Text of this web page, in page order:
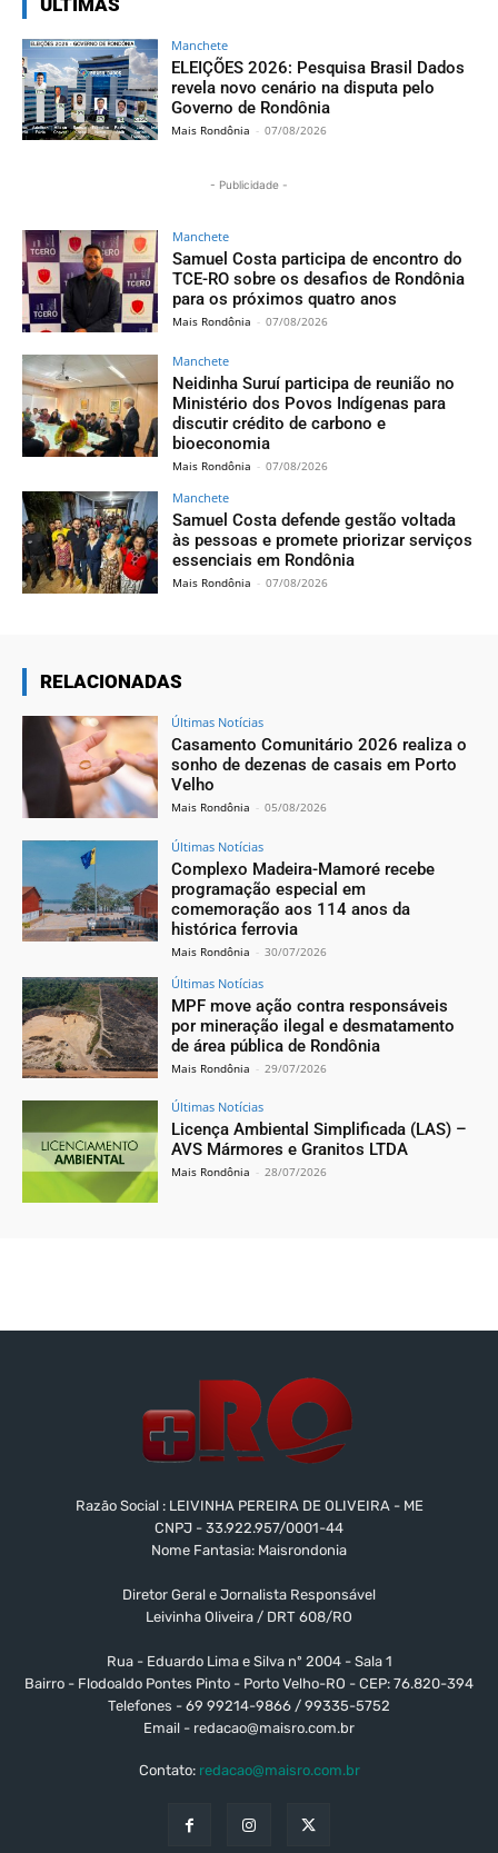
Manchete
ELEIÇÕES 2026: Pesquisa Brasil Dados
revela novo cenário na disputa pelo
Governo de Rondônia
Mais Rondônia - 07/08/2026
- Publicidade -
Manchete
Samuel Costa participa de encontro do
TCE-RO sobre os desafios de Rondônia
para os próximos quatro anos
Mais Rondônia - 07/08/2026
Manchete
Neidinha Suruí participa de reunião no
Ministério dos Povos Indígenas para
discutir crédito de carbono e
bioeconomia
Mais Rondônia - 07/08/2026
Manchete
Samuel Costa defende gestão voltada
às pessoas e promete priorizar serviços
essenciais em Rondônia
Mais Rondônia - 07/08/2026
RELACIONADAS
Últimas Notícias
Casamento Comunitário 2026 realiza o
sonho de dezenas de casais em Porto
Velho
Mais Rondônia - 05/08/2026
Últimas Notícias
Complexo Madeira-Mamoré recebe
programação especial em
comemoração aos 114 anos da
histórica ferrovia
Mais Rondônia - 30/07/2026
Últimas Notícias
MPF move ação contra responsáveis
por mineração ilegal e desmatamento
de área pública de Rondônia
Mais Rondônia - 29/07/2026
Últimas Notícias
Licença Ambiental Simplificada (LAS) –
AVS Mármores e Granitos LTDA
Mais Rondônia - 28/07/2026
Razão Social : LEIVINHA PEREIRA DE OLIVEIRA - ME
CNPJ - 33.922.957/0001-44
Nome Fantasia: Maisrondonia
Diretor Geral e Jornalista Responsável
Leivinha Oliveira / DRT 608/RO
Rua - Eduardo Lima e Silva nº 2004 - Sala 1
Bairro - Flodoaldo Pontes Pinto - Porto Velho-RO - CEP: 76.820-394
Telefones - 69 99214-9866 / 99335-5752
Email - redacao@maisro.com.br
Contato: redacao@maisro.com.br